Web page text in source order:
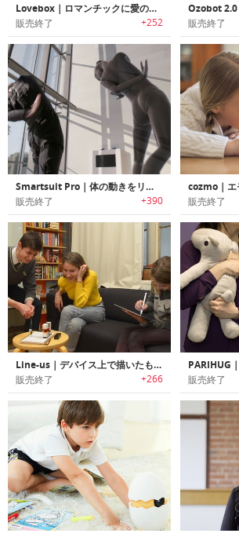
Lovebox｜ロマンチックに愛のメッセージを伝えられるメッセージボックス「ラブボックス」
販売終了 +252 販売終了
Smartsuit Pro｜体の動きをリアルタイムでモーションキャプチャ可能なボディスーツ「スマートスーツプロ」
販売終了 +390 販売終了
Line‐us｜デバイス上で描いたものをリアルタイムでコピーするドローイングロボットアーム「ライナス」
販売終了 +266 販売終了